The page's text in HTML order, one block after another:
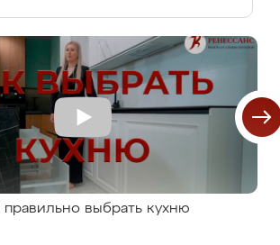
правильно выбрать кухню